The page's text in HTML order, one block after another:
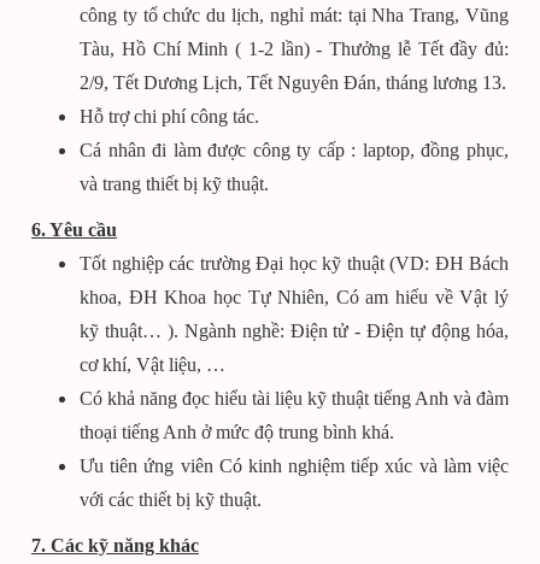
công ty tổ chức du lịch, nghỉ mát: tại Nha Trang, Vũng
Tàu, Hồ Chí Minh ( 1-2 lần) - Thưởng lễ Tết đầy đủ:
2/9, Tết Dương Lịch, Tết Nguyên Đán, tháng lương 13.
Hỗ trợ chi phí công tác.
Cá nhân đi làm được công ty cấp : laptop, đồng phục,
và trang thiết bị kỹ thuật.
6. Yêu cầu
Tốt nghiệp các trường Đại học kỹ thuật (VD: ĐH Bách
khoa, ĐH Khoa học Tự Nhiên, Có am hiểu về Vật lý
kỹ thuật… ). Ngành nghề: Điện tử - Điện tự động hóa,
cơ khí, Vật liệu, …
Có khả năng đọc hiểu tài liệu kỹ thuật tiếng Anh và đàm
thoại tiếng Anh ở mức độ trung bình khá.
Ưu tiên ứng viên Có kinh nghiệm tiếp xúc và làm việc
với các thiết bị kỹ thuật.
7. Các kỹ năng khác